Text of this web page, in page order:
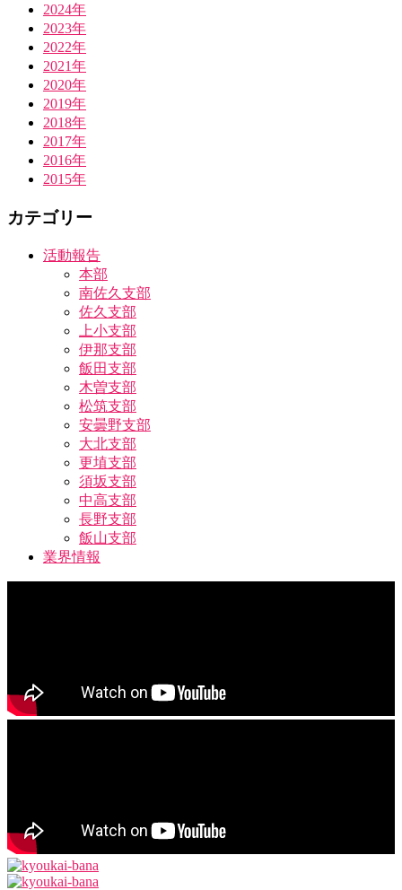
2024年
2023年
2022年
2021年
2020年
2019年
2018年
2017年
2016年
2015年
カテゴリー
活動報告
本部
南佐久支部
佐久支部
上小支部
伊那支部
飯田支部
木曽支部
松筑支部
安曇野支部
大北支部
更埴支部
須坂支部
中高支部
長野支部
飯山支部
業界情報